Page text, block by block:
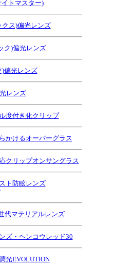
イトマスター)
クス)偏光レンズ
ク)偏光レンズ
)偏光レンズ
レンズ
度付き化クリップ
かけるオーバーグラス
クリップオンサングラス
ト防眩レンズ
代マテリアルレンズ
ズ・ヘンコウレッド30
光EVOLUTION